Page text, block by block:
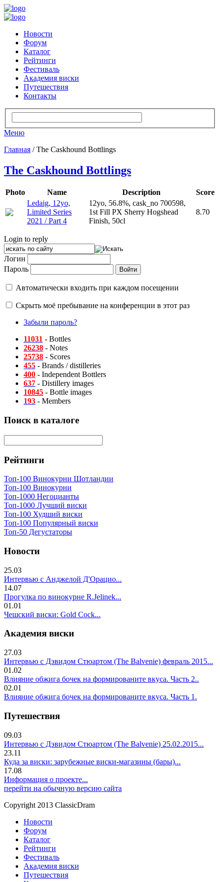
Новости
Форум
Каталог
Рейтинги
Фестиваль
Академия виски
Путешествия
Контакты
Меню
Главная / The Caskhound Bottlings
The Caskhound Bottlings
Photo Name Description
Score
Ledaig, 12yo,
Limited Series
2021 / Part 4
12yo, 56.8%, cask_no 700598,
1st Fill PX Sherry Hogshead
Finish, 50cl
8.70
Login to reply
Логин
Пароль
Автоматически входить при каждом посещении
Скрыть моё пребывание на конференции в этот раз
Забыли пароль?
11031 - Bottles
26238 - Notes
25738 - Scores
455 - Brands / distilleries
400 - Independent Bottlers
637 - Distillery images
10845 - Bottle images
193 - Members
Поиск в каталоге
Рейтинги
Топ-100 Винокурни Шотландии
Топ-100 Винокурни
Топ-1000 Негоцианты
Топ-1000 Лучший виски
Топ-100 Худший виски
Топ-100 Популярный виски
Топ-50 Дегустаторы
Новости
25.03
Интервью с Анджелой Д'Орацио...
14.07
Прогулка по винокурне R.Jelinek...
01.01
Чешский виски: Gold Cock...
Академия виски
27.03
Интервью с Дэвидом Стюартом (The Balvenie) февраль 2015...
01.02
Влияние обжига бочек на формированите вкуса. Часть 2..
02.01
Влияние обжига бочек на формированите вкуса. Часть 1.
Путешествия
09.03
Интервью с Дэвидом Стюартом (The Balvenie) 25.02.2015...
23.11
Куда за виски: зарубежные виски-магазины (бары)...
17.08
Информация о проекте...
перейти на обычную версию сайта
Copyright 2013 ClassicDram
Новости
Форум
Каталог
Рейтинги
Фестиваль
Академия виски
Путешествия